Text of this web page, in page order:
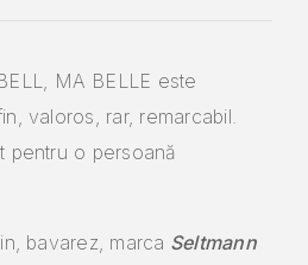
MA BELLE este
valoros, rar, remarcabil.
pentru o persoană
bavarez, marca Seltmann